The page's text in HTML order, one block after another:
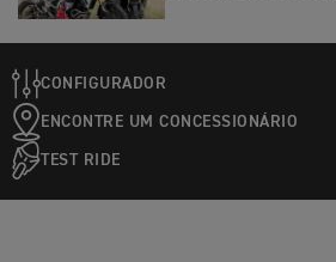
CONFIGURADOR
ENCONTRE UM CONCESSIONÁRIO
TEST RIDE